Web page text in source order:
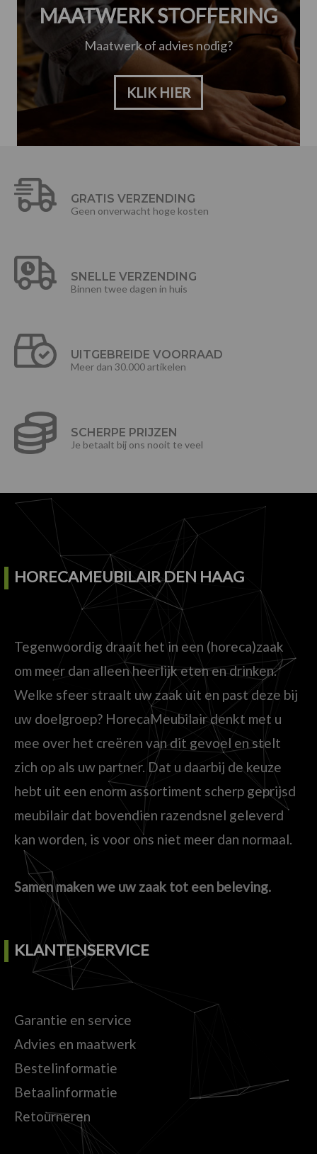
MAATWERK STOFFERING
Maatwerk of advies nodig?
KLIK HIER
GRATIS VERZENDING
Geen onverwacht hoge kosten
SNELLE VERZENDING
Binnen twee dagen in huis
UITGEBREIDE VOORRAAD
Meer dan 30.000 artikelen
SCHERPE PRIJZEN
Je betaalt bij ons nooit te veel
HORECAMEUBILAIR DEN HAAG
Tegenwoordig draait het in een (horeca)zaak
om meer dan alleen heerlijk eten en drinken.
Welke sfeer straalt uw zaak uit en past deze bij
uw doelgroep? HorecaMeubilair denkt met u
mee over het creëren van dit gevoel en stelt
zich op als uw partner. Dat u daarbij de keuze
hebt uit een enorm assortiment scherp geprijsd
meubilair dat bovendien razendsnel geleverd
kan worden, is voor ons niet meer dan normaal.
Samen maken we uw zaak tot een beleving.
KLANTENSERVICE
Garantie en service
Advies en maatwerk
Bestelinformatie
Betaalinformatie
Retourneren